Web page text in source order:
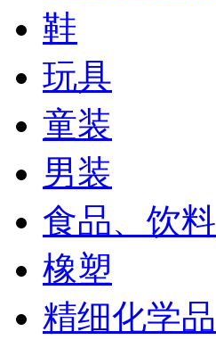
鞋
玩具
童装
男装
食品、饮料
橡塑
精细化学品